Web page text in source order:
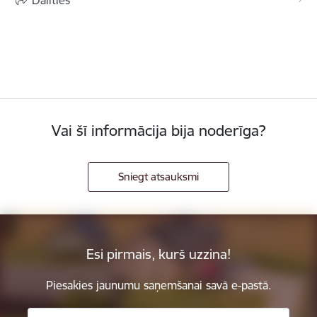
Vai šī informācija bija noderīga?
Sniegt atsauksmi
Esi pirmais, kurš uzzina!
Piesakies jaunumu saņemšanai savā e-pastā.